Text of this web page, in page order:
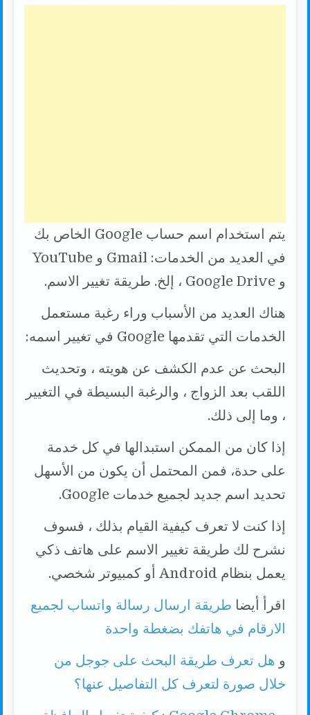
k
p
k
يتم استخدام اسم حساب Google الخاص بك
في العديد من الخدمات: Gmail و YouTube
و Google Drive ، إلخ. طريقة تغيير الاسم.
هناك العديد من الأسباب وراء رغبة مستعمل
الخدمات التي تقدمها Google في تغيير اسمه:
البحث عن عدم الكشف عن هويته ، وتحديث
اللقب بعد الزواج ، والرغبة البسيطة في التغيير
، وما إلى ذلك.
إذا كان من الممكن استبدالها في كل خدمة
على حدة، فمن المحتمل أن يكون من الأسهل
تحديد اسم جديد لجميع خدمات Google.
إذا كنت لا تعرف كيفية القيام بذلك ، فسوف
نشرح لك طريقة تغيير الاسم على هاتف ذكي
يعمل بنظام Android أو كمبيوتر شخصي.
اقرأ أيضا طريقة ارسال رسالة واتساب لجميع
الارقام في هاتفك بضغطة واحدة
و هل تعرف طريقة البحث على جوجل من
خلال صورة لتعرف كل التفاصيل عنها؟